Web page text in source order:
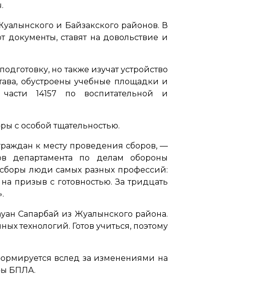
и Байзакского районов. В
документы, ставят на довольствие и
но также изучат устройство
обустроены учебные площадки и
14157 по воспитательной и
с особой тщательностью.
к месту проведения сборов, —
департамента по делам обороны
люди самых разных профессий:
призыв с готовностью. За тридцать
Сапарбай из Жуалынского района.
технологий. Готов учиться, поэтому
вслед за изменениями на
БПЛА.